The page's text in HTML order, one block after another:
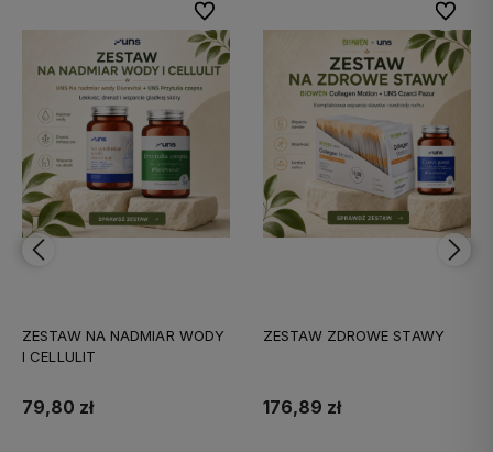
ZESTAW NA NADMIAR WODY
I CELLULIT
79,80 zł
Do ulubionych
Do ulubionych
ZESTAW ZDROWE STAWY
176,89 zł
Do
Do